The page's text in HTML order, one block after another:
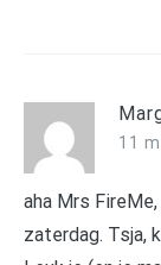
11
aha Mrs
zaterdag. Tsja,